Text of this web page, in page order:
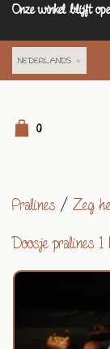
Onze winkel blijft
NEDERLANDS
0
Pralines / Zeg
Doosje pralines 1